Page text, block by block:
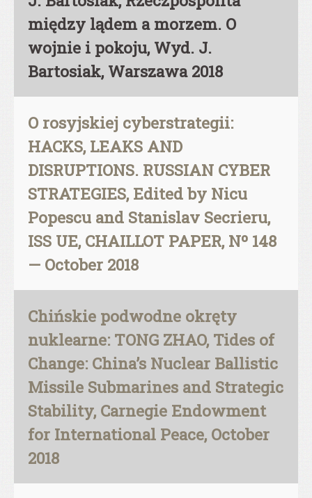
między lądem a morzem. O
wojnie i pokoju, Wyd. J.
Bartosiak, Warszawa 2018
O rosyjskiej cyberstrategii:
HACKS, LEAKS AND
DISRUPTIONS. RUSSIAN CYBER
STRATEGIES, Edited by Nicu
Popescu and Stanislav Secrieru,
ISS UE, CHAILLOT PAPER, Nº 148
— October 2018
Chińskie podwodne okręty
nuklearne: TONG ZHAO, Tides of
Change: China’s Nuclear Ballistic
Missile Submarines and Strategic
Stability, Carnegie Endowment
for International Peace, October
2018